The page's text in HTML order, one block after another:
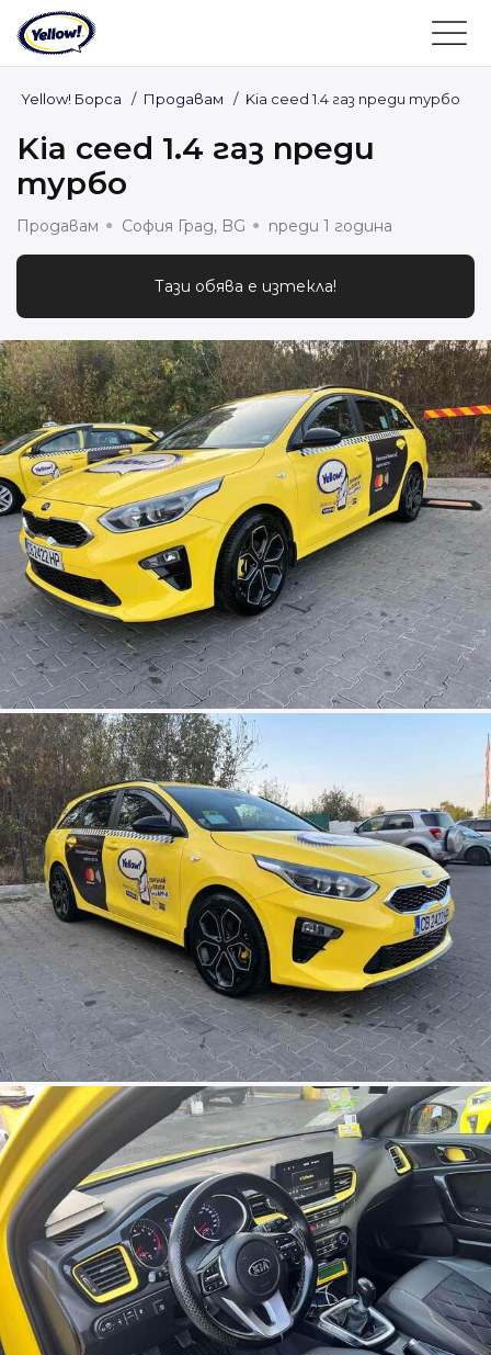
Yellow! Борса / Продавам / Kia ceed 1.4 газ преди турбо
Kia ceed 1.4 газ преди
турбо
Продавам София Град, BG преди 1 година
Тази обява е изтекла!